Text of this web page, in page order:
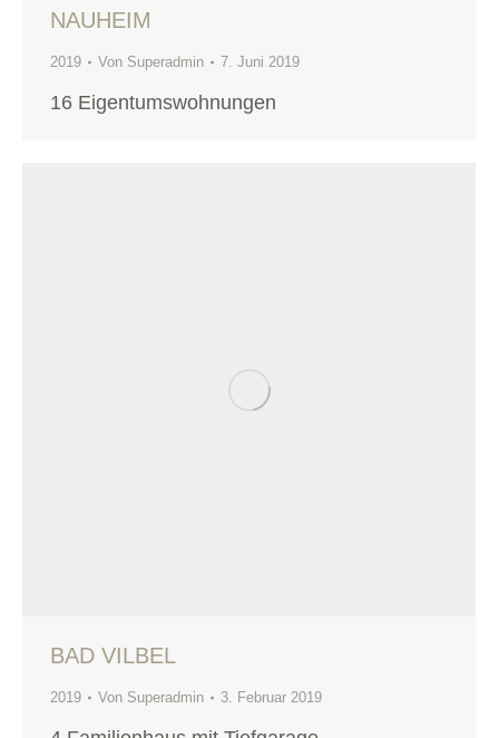
NAUHEIM
2019 Von Superadmin 7. Juni 2019
16 Eigentumswohnungen
BAD VILBEL
2019 Von Superadmin 3. Februar 2019